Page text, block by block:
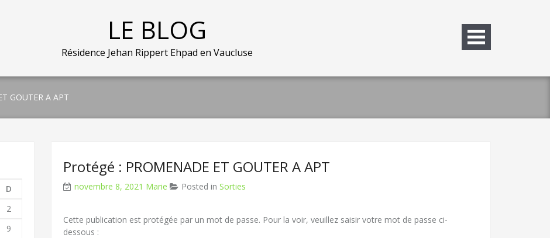
LE BLOG
Résidence Jehan Rippert Ehpad en Vaucluse
GOUTER A APT
Protégé : PROMENADE ET GOUTER A APT
novembre 8, 2021 Marie Posted in Sorties
Cette publication est protégée par un mot de passe. Pour la voir, veuillez saisir votre mot de passe ci-
dessous :
D
2
9